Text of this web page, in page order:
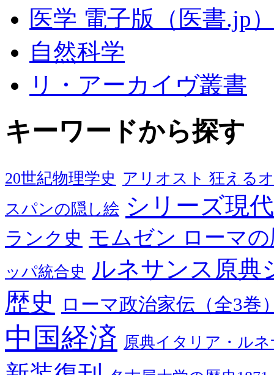
医学 電子版（医書.jp
自然科学
リ・アーカイヴ叢書
キーワードから探す
20世紀物理学史 アリオスト 狂える
スパンの隠し絵 シリーズ現
ランク史 モムゼン ローマ
ッパ統合史 ルネサンス原典
歴史 ローマ政治家伝（全3巻
中国経済 原典イタリア・ル